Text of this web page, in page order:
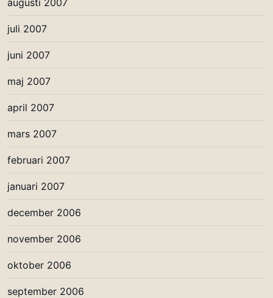
juli 2007
juni 2007
maj 2007
april 2007
mars 2007
februari 2007
januari 2007
december 2006
november 2006
oktober 2006
september 2006